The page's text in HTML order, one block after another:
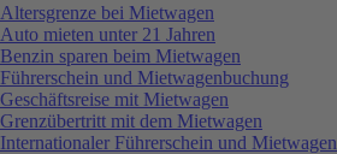
Altersgrenze bei Mietwagen
Auto mieten unter 21 Jahren
Benzin sparen beim Mietwagen
Führerschein und Mietwagenbuchung
Geschäftsreise mit Mietwagen
Grenzübertritt mit dem Mietwagen
Internationaler Führerschein und Mietwagen